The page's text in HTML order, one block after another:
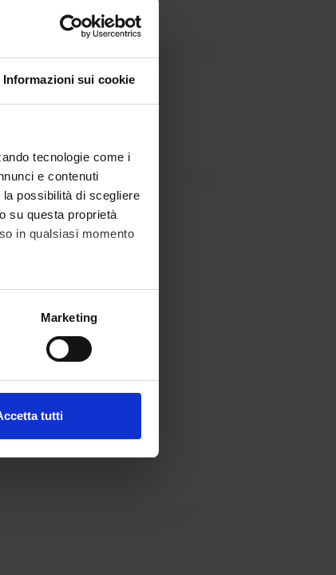
Informazioni sui cookie
tecnologie come i
e contenuti
possibilità di scegliere
su questa proprietà
in qualsiasi momento
metro,Marketing
tutti
Nazionale